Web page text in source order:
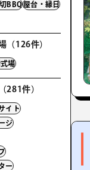
BBQ屋台・縁日
（126件）
場
281件）
イト
ジ
ー